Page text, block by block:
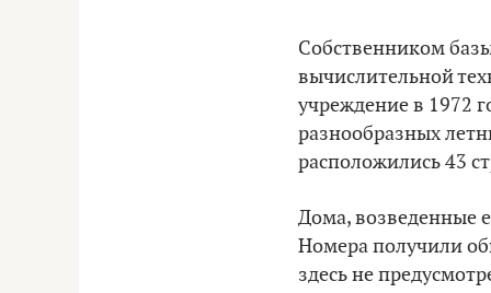
Собственником
вычислительной
учреждение в 1972
разнообразных
расположились 43
Дома, возведенные
Номера получили
здесь не